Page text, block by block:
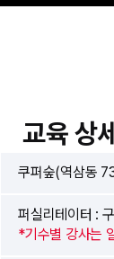
교육 상
쿠퍼숲(역삼동
퍼실리테이터 :
*기수별 강사는